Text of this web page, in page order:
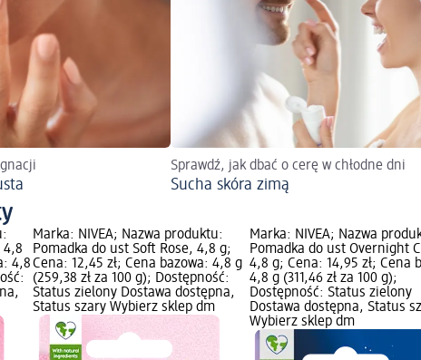
Sprawdź, jak dbać o cerę w chłodne dni
Sucha skóra zimą
4,8
4,8
Marka: NIVEA; Nazwa produktu:
Pomadka do ust Soft Rose, 4,8 g;
Cena: 12,45 zł; Cena bazowa: 4,8 g
(259,38 zł za 100 g); Dostępność:
Status zielony Dostawa dostępna,
Status szary Wybierz sklep dm
Marka: NIVEA; Nazwa
Pomadka do ust Overnight
4,8 g; Cena: 14,95 zł; Cena
4,8 g (311,46 zł za 100 g);
Dostępność: Status zielony
Dostawa dostępna, Status
Wybierz sklep dm